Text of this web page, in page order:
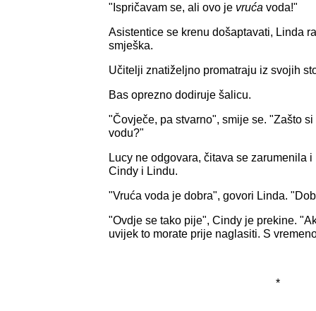
"Ispričavam se, ali ovo je vruća voda!"
Asistentice se krenu došaptavati, Linda
smješka.
Učitelji znatiželjno promatraju iz svojih
Bas oprezno dodiruje šalicu.
"Čovječe, pa stvarno", smije se. "Zašto
vodu?"
Lucy ne odgovara, čitava se zarumenila
Cindy i Lindu.
"Vruća voda je dobra", govori Linda.
"Ovdje se tako pije", Cindy je prekine.
uvijek to morate prije naglasiti. S
*